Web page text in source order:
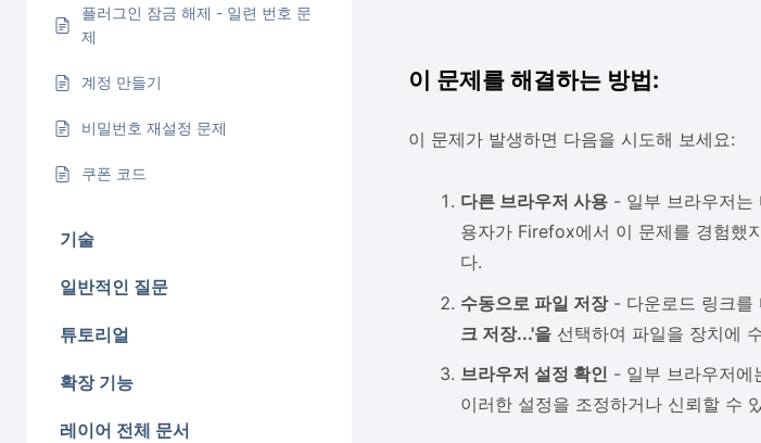
플러그인 잠금 해제 - 일련 번호 문
제
계정 만들기
비밀번호 재설정 문제
쿠폰 코드
기술
일반적인 질문
튜토리얼
확장 기능
레이어 전체 문서
이 문제를 해결하는 방법:
이 문제가 발생하면 다음을 시도해 보세요:
다른 브라우저 사용- 일부 브라우저는
용자가 Firefox에서 이 문제를 경험했
다.
수동으로 파일 저장- 다운로드 링크를
크 저장...'을선택하여 파일을 장치에
브라우저 설정 확인 - 일부 브라우저에
이러한 설정을 조정하거나 신뢰할 수